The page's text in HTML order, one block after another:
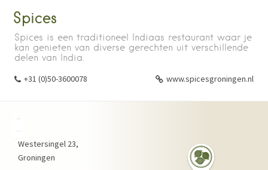
Spices
Spices is een traditioneel Indiaas restaurant waar je
kan genieten van diverse gerechten uit verschillende
delen van India.
+31 (0)50-3600078 www.spicesgroningen.nl
Westersingel 23
Groningen
FACEBOOK